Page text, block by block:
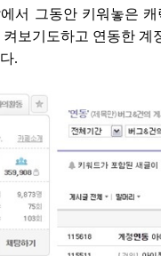
서 그동안 키워놓은
켜보기도하고 연동한
.